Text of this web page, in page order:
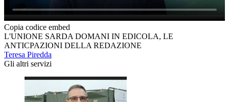
Copia codice embed
L'UNIONE SARDA DOMANI IN EDICOLA, LE
ANTICPAZIONI DELLA REDAZIONE
Teresa Piredda
Gli altri servizi